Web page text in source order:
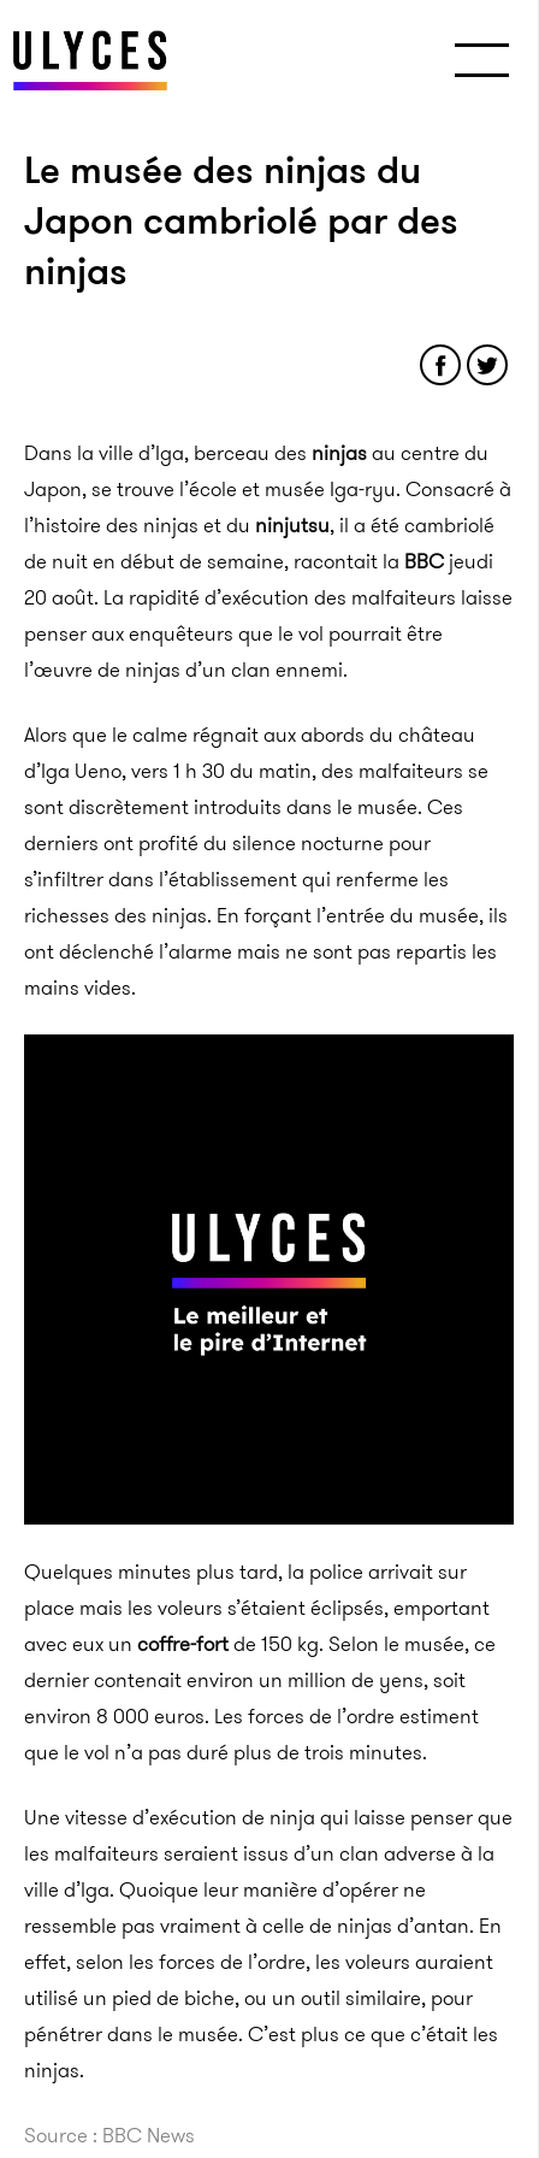
Le musée des ninjas du
Japon cambriolé par des
ninjas
Dans la ville d’Iga, berceau des ninjasau centre du
Japon, se trouve l’école et musée Iga-ryu. Consacré à
l’histoire des ninjas et du ninjutsu, il a été cambriolé
de nuit en début de semaine, racontait la BBC jeudi
20 août. La rapidité d’exécution des malfaiteurs laisse
penser aux enquêteurs que le vol pourrait être
l’œuvre de ninjas d’un clan ennemi.
Alors que le calme régnait aux abords du château
d’Iga Ueno, vers 1 h 30 du matin, des malfaiteurs se
sont discrètement introduits dans le musée. Ces
derniers ont profité du silence nocturne pour
s’infiltrer dans l’établissement qui renferme les
richesses des ninjas. En forçant l’entrée du musée, ils
ont déclenché l’alarme mais ne sont pas repartis les
mains vides.
Quelques minutes plus tard, la police arrivait sur
place mais les voleurs s’étaient éclipsés, emportant
avec eux un coffre-fortde 150 kg. Selon le musée, ce
dernier contenait environ un million de yens, soit
environ 8 000 euros. Les forces de l’ordre estiment
que le vol n’a pas duré plus de trois minutes.
Une vitesse d’exécution de ninja qui laisse penser que
les malfaiteurs seraient issus d’un clan adverse à la
ville d’Iga. Quoique leur manière d’opérer ne
ressemble pas vraiment à celle de ninjas d’antan. En
effet, selon les forces de l’ordre, les voleurs auraient
utilisé un pied de biche, ou un outil similaire, pour
pénétrer dans le musée. C’est plus ce que c’était les
ninjas.
Source : BBC News